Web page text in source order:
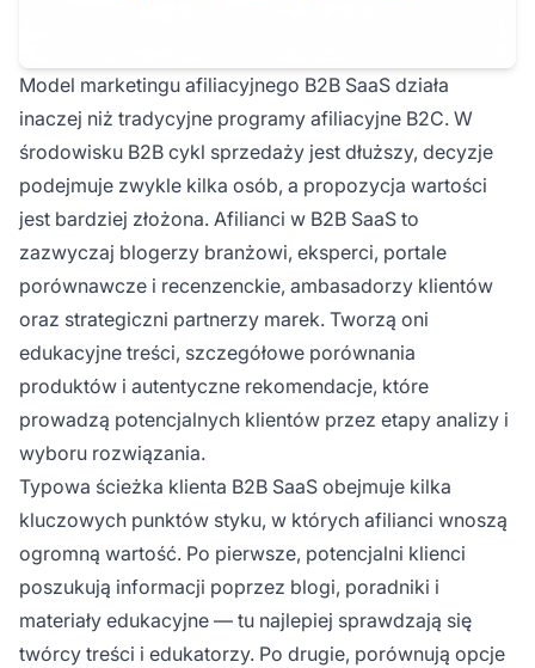
Model marketingu afiliacyjnego B2B SaaS działa
inaczej niż tradycyjne programy afiliacyjne B2C. W
środowisku B2B cykl sprzedaży jest dłuższy, decyzje
podejmuje zwykle kilka osób, a propozycja wartości
jest bardziej złożona. Afilianci w B2B SaaS to
zazwyczaj blogerzy branżowi, eksperci, portale
porównawcze i recenzenckie, ambasadorzy klientów
oraz strategiczni partnerzy marek. Tworzą oni
edukacyjne treści, szczegółowe porównania
produktów i autentyczne rekomendacje, które
prowadzą potencjalnych klientów przez etapy analizy i
wyboru rozwiązania.
Typowa ścieżka klienta B2B SaaS obejmuje kilka
kluczowych punktów styku, w których afilianci wnoszą
ogromną wartość. Po pierwsze, potencjalni klienci
poszukują informacji poprzez blogi, poradniki i
materiały edukacyjne — tu najlepiej sprawdzają się
twórcy treści i edukatorzy. Po drugie, porównują opcje